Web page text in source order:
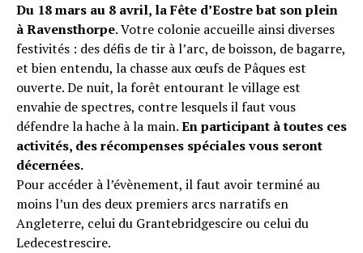
Du 18 mars au 8 avril, la Fête d’Eostre bat son plein
à Ravensthorpe. Votre colonie accueille ainsi diverses
festivités : des défis de tir à l’arc, de boisson, de bagarre,
et bien entendu, la chasse aux œufs de Pâques est
ouverte. De nuit, la forêt entourant le village est
envahie de spectres, contre lesquels il faut vous
défendre la hache à la main.En participant à toutes ces
activités, des récompenses spéciales vous seront
décernées.
Pour accéder à l’évènement, il faut avoir terminé au
moins l’un des deux premiers arcs narratifs en
Angleterre, celui du Grantebridgescire ou celui du
Ledecestrescire.